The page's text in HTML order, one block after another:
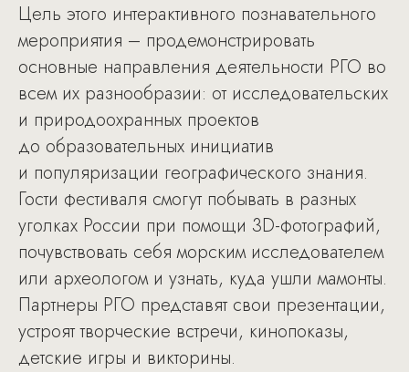
Цель этого интерактивного познавательного
мероприятия – продемонстрировать
основные направления деятельности РГО во
всем их разнообразии: от исследовательских
и природоохранных проектов
до образовательных инициатив
и популяризации географического знания.
Гости фестиваля смогут побывать в разных
уголках России при помощи 3D-фотографий,
почувствовать себя морским исследователем
или археологом и узнать, куда ушли мамонты.
Партнеры РГО представят свои презентации,
устроят творческие встречи, кинопоказы,
детские игры и викторины.